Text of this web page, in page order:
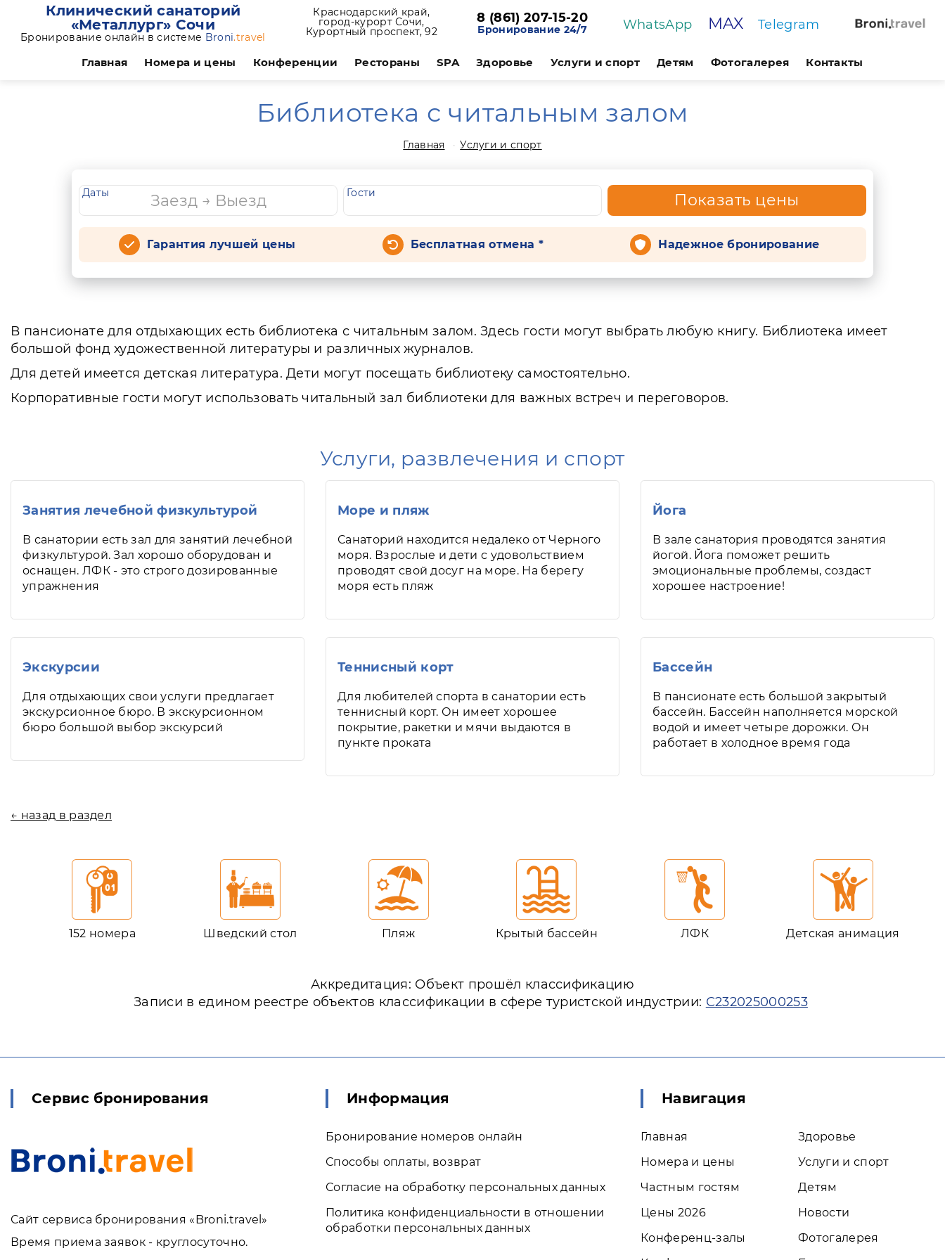
Клинический санаторий
«Металлург» Сочи
Бронирование онлайн в системе Broni.travel
Краснодарский край,
город-курорт Сочи,
Курортный проспект, 92
8 (861) 207-15-20
Бронирование 24/7 WhatsApp MAX Telegram
Главная Номера и цены Конференции Рестораны SPA Здоровье Услуги и спорт Детям Фотогалерея Контакты
Библиотека с читальным залом
Главная Услуги и спорт
Даты Гости Показать цены
Гарантия лучшей цены Бесплатная отмена * Надежное бронирование
В пансионате для отдыхающих есть библиотека с читальным залом. Здесь гости могут выбрать любую книгу. Библиотека имеет
большой фонд художественной литературы и различных журналов.
Для детей имеется детская литература. Дети могут посещать библиотеку самостоятельно.
Корпоративные гости могут использовать читальный зал библиотеки для важных встреч и переговоров.
Услуги, развлечения и спорт
Занятия лечебной физкультурой
В санатории есть зал для занятий лечебной
физкультурой. Зал хорошо оборудован и
оснащен. ЛФК - это строго дозированные
упражнения
Море и пляж
Санаторий находится недалеко от Черного
моря. Взрослые и дети с удовольствием
проводят свой досуг на море. На берегу
моря есть пляж
Йога
В зале санатория проводятся занятия
йогой. Йога поможет решить
эмоциональные проблемы, создаст
хорошее настроение!
Экскурсии
Для отдыхающих свои услуги предлагает
экскурсионное бюро. В экскурсионном
бюро большой выбор экскурсий
Теннисный корт
Для любителей спорта в санатории есть
теннисный корт. Он имеет хорошее
покрытие, ракетки и мячи выдаются в
пункте проката
Бассейн
В пансионате есть большой закрытый
бассейн. Бассейн наполняется морской
водой и имеет четыре дорожки. Он
работает в холодное время года
← назад в раздел
152 номера Шведский стол Пляж Крытый бассейн ЛФК Детская анимация
Аккредитация: Объект прошёл классификацию
Записи в едином реестре объектов классификации в сфере туристской индустрии: С232025000253
Сервис бронирования
Сайт сервиса бронирования «Broni.travel»
Время приема заявок - круглосуточно.
Информация
Бронирование номеров онлайн
Способы оплаты, возврат
Согласие на обработку персональных данных
Политика конфиденциальности в отношении
обработки персональных данных
Навигация
Главная
Номера и цены
Частным гостям
Цены 2026
Конференц-залы
Здоровье
Услуги и спорт
Детям
Новости
Фотогалерея